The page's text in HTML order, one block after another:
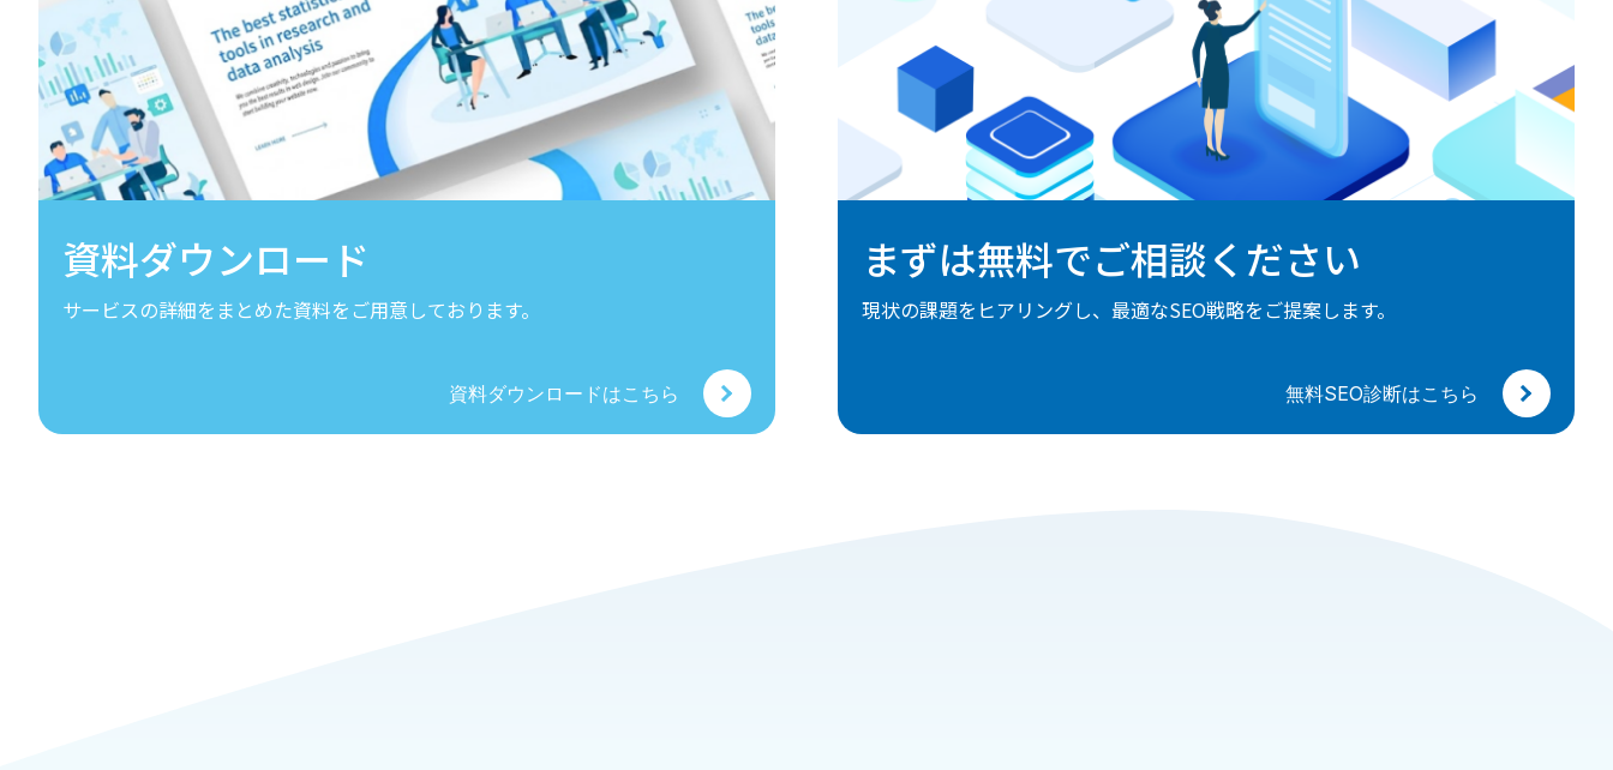
資料ダウンロード
サービスの詳細をまとめた資料をご用意しております。
資料ダウンロードはこちら
まずは無料でご相談ください
現状の課題をヒアリングし、最適なSEO戦略をご提案します。
無料SEO診断はこちら